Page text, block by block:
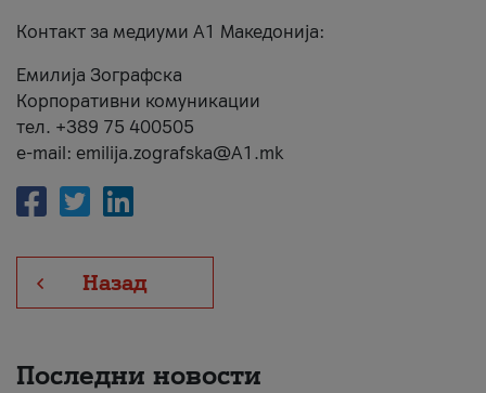
Контакт за медиуми А1 Македонија:
Емилија Зографска
Корпоративни комуникации
тел. +389 75 400505
e-mail: emilija.zografska@A1.mk
Назад
Последни новости